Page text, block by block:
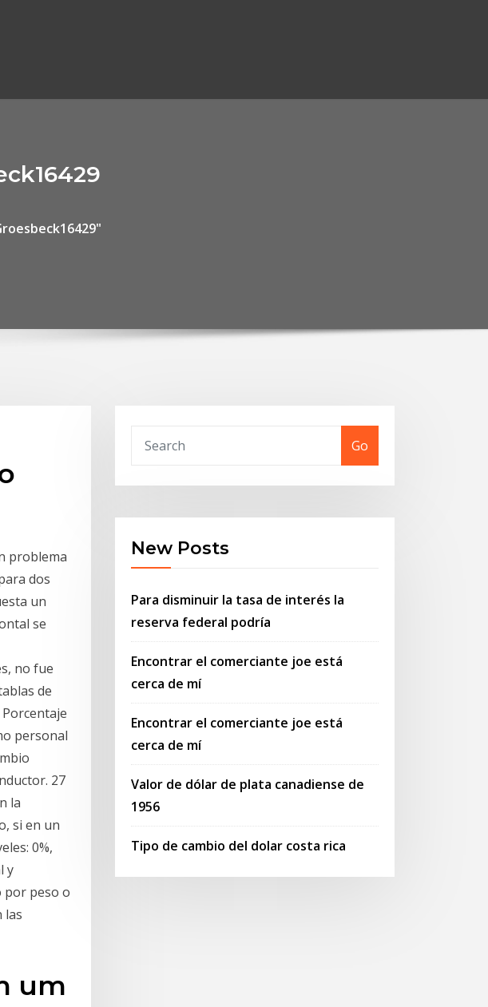
problema
dos
un
se
no fue
de
personal
27
la
si en un
0%,
y
por peso o
las
um
Go
New Posts
Para disminuir la tasa de interés la
reserva federal podría
Encontrar el comerciante joe está
cerca de mí
Encontrar el comerciante joe está
cerca de mí
Valor de dólar de plata canadiense de
1956
Tipo de cambio del dolar costa rica